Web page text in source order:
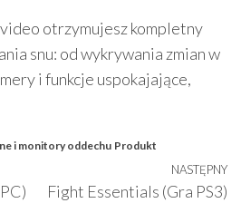
otrzymujesz kompletny
snu: od wykrywania zmian w
i funkcje uspokajające,
i monitory oddechu Produkt
NASTĘPNY
Fight Essentials (Gra PS3)